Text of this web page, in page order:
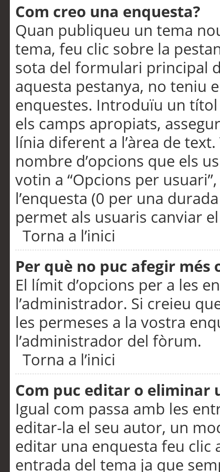
Com creo una enquesta?
Quan publiqueu un tema
tema, feu clic sobre la
sota del formulari principal
aquesta pestanya, no teniu
enquestes. Introduïu un
els camps apropiats,
línia diferent a l’àrea de
nombre d’opcions que els
votin a “Opcions per
l’enquesta (0 per una
permet als usuaris canviar
Torna a l’inici
Per què no puc afegir més
El límit d’opcions per a les
l’administrador. Si creieu
les permeses a la vostra
l’administrador del fòrum.
Torna a l’inici
Com puc editar o eliminar
Igual com passa amb les
editar-la el seu autor, un
editar una enquesta feu clic
entrada del tema ja que